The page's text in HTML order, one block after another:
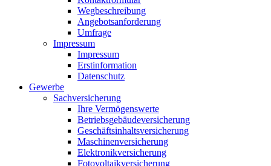
Wegbeschreibung
Angebotsanforderung
Umfrage
Impressum
Impressum
Erstinformation
Datenschutz
Gewerbe
Sachversicherung
Ihre Vermögenswerte
Betriebsgebäudeversicherung
Geschäftsinhaltsversicherung
Maschinenversicherung
Elektronikversicherung
Fotovoltaikversicherung